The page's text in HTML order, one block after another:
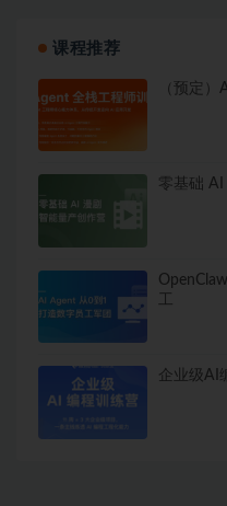
课程推荐
（预定
零基础
工
企业级AI